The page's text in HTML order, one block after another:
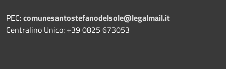
PEC:comunesantostefanodelsole@legalmail.it
Centralino Unico: +39 0825 673053